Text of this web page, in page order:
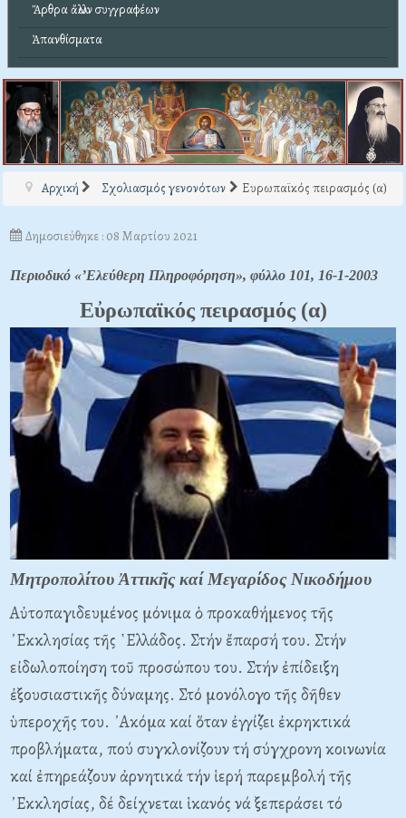
Ἄρθρα ἄλλων συγγραφέων
Ἀπανθίσματα
Αρχική Σχολιασμός γενονότων Ευρωπαϊκός πειρασμός (α)
Δημοσιεύθηκε : 08 Μαρτίου 2021
Περιοδικό «’Ελεύθερη Πληροφόρηση», φύλλο 101, 16-1-2003
Εὐρωπαϊκός πειρασμός (α)
Μητροπολίτου Ἀττικῆς καί Μεγαρίδος Νικοδήμου
Αὐτοπαγιδευμένος μόνιμα ὁ προκαθήμενος τῆς
᾿Εκκλησίας τῆς ῾Ελλάδος. Στήν ἔπαρσή του. Στήν
εἰδωλοποίηση τοῦ προσώπου του. Στήν ἐπίδειξη
ἐξουσιαστικῆς δύναμης. Στό μονόλογο τῆς δῆθεν
ὑπεροχῆς του. ᾿Ακόμα καί ὅταν ἐγγίζει ἐκρηκτικά
προβλήματα, πού συγκλονίζουν τή σύγχρονη κοινωνία
καί ἐπηρεάζουν ἀρνητικά τήν ἱερή παρεμβολή τῆς
᾿Εκκλησίας, δέ δείχνεται ἱκανός νά ξεπεράσει τό